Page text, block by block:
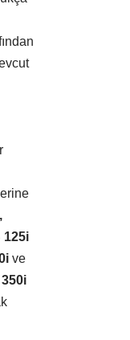
125i
ve